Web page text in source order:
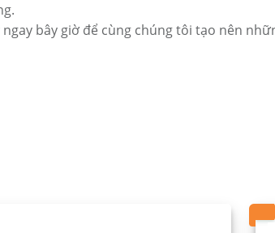
bây giờ để cùng chúng tôi tạo nên